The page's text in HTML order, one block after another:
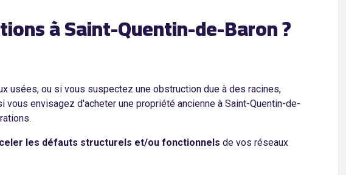
à Saint-Quentin-de-Baron ?
usées, ou si vous suspectez une obstruction due à des racines,
envisagez d'acheter une propriété ancienne à Saint-Quentin-de-
les défauts structurels et/ou fonctionnels de vos réseaux